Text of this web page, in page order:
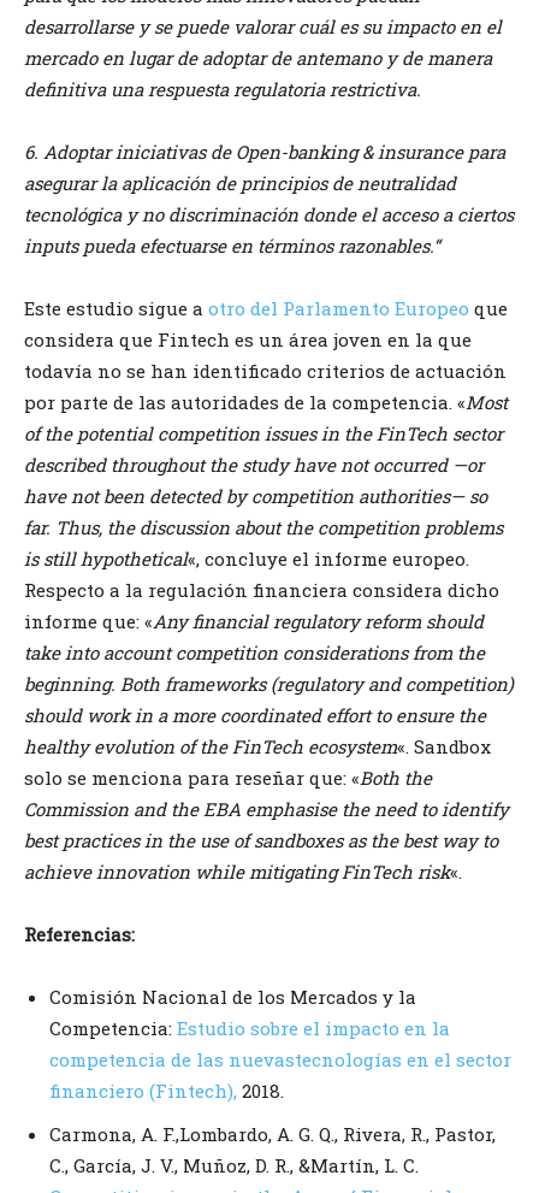
desarrollarse y se puede valorar cuál es su impacto en el
mercado en lugar de adoptar de antemano y de manera
definitiva una respuesta regulatoria restrictiva.
6. Adoptar iniciativas de Open-banking & insurance para
asegurar la aplicación de principios de neutralidad
tecnológica y no discriminación donde el acceso a ciertos
inputs pueda efectuarse en términos razonables.“
Este estudio sigue a otro del Parlamento Europeo que
considera que Fintech es un área joven en la que
todavía no se han identificado criterios de actuación
por parte de las autoridades de la competencia. «Most
of the potential competition issues in the FinTech sector
described throughout the study have not occurred —or
have not been detected by competition authorities— so
far. Thus, the discussion about the competition problems
is still hypothetical«, concluye el informe europeo.
Respecto a la regulación financiera considera dicho
informe que: «Any financial regulatory reform should
take into account competition considerations from the
beginning. Both frameworks (regulatory and competition)
should work in a more coordinated effort to ensure the
healthy evolution of the FinTech ecosystem«. Sandbox
solo se menciona para reseñar que: «Both the
Commission and the EBA emphasise the need to identify
best practices in the use of sandboxes as the best way to
achieve innovation while mitigating FinTech risk«.
Referencias:
Comisión Nacional de los Mercados y la
Competencia: Estudio sobre el impacto en la
competencia de las nuevastecnologías en el sector
financiero (Fintech), 2018.
Carmona, A. F.,Lombardo, A. G. Q., Rivera, R., Pastor,
C., García, J. V., Muñoz, D. R., &Martín, L. C.